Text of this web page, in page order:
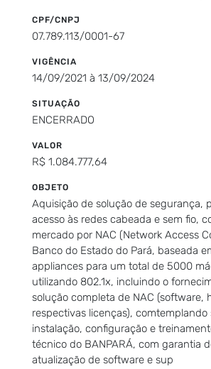
CPF/CNPJ
07.789.113/0001-67
VIGÊNCIA
14/09/2021 à 13/09/2024
SITUAÇÃO
ENCERRADO
VALOR
R$ 1.084.777,64
OBJETO
Aquisição de solução de segurança,
acesso às redes cabeada e sem fio,
mercado por NAC (Network Access
Banco do Estado do Pará, baseada
appliances para um total de 5000
utilizando 802.1x, incluindo o
solução completa de NAC (software,
respectivas licenças), comtemplando
instalação, configuração e
técnico do BANPARÁ, com garantia
atualização de software e sup